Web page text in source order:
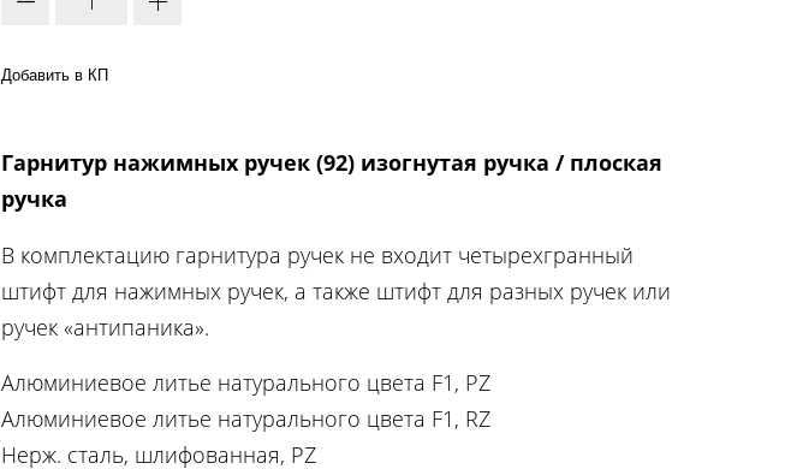
Добавить в КП
Гарнитур нажимных ручек (92) изогнутая ручка / плоская
ручка
В комплектацию гарнитура ручек не входит четырехгранный
штифт для нажимных ручек, а также штифт для разных ручек или
ручек «антипаника».
Алюминиевое литье натурального цвета F1, PZ
Алюминиевое литье натурального цвета F1, RZ
Нерж. сталь, шлифованная, PZ